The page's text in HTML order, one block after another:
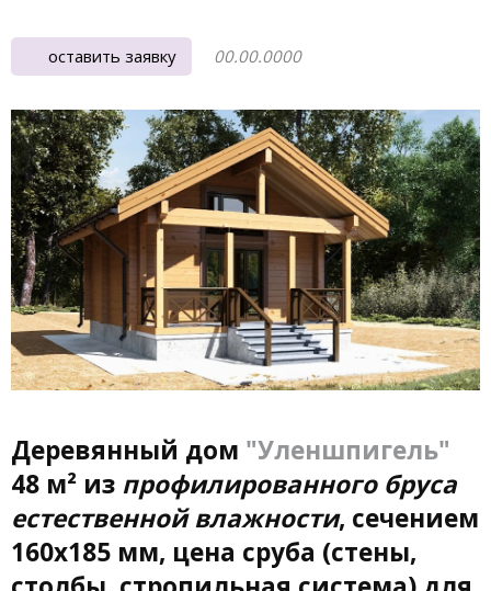
оставить заявку 00.00.0000
Деревянный дом "Уленшпигель"
48 м² из профилированного бруса
естественной влажности, сечением
160х185 мм, цена сруба (стены,